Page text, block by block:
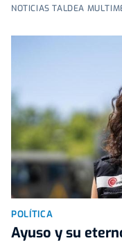
NOTICIAS TALDEA
POLÍTICA
Ayuso y su